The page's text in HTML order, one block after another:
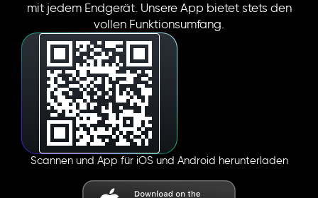
mit jedem Endgerät. Unsere App bietet stets den
vollen Funktionsumfang.
Scannen und App für iOS und Android herunterladen